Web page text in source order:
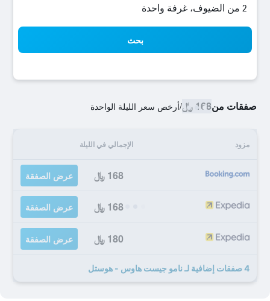
2 من الضيوف، غرفة واحدة
بحث
صفقات من168 ﷼ /أرخص سعر الليلة الواحدة
مزود الإجمالي في الليلة
168 ﷼ عرض الصفقة
168 ﷼ عرض الصفقة
180 ﷼ عرض الصفقة
4 صفقات إضافية لـ نامو جيست هاوس - هوستل